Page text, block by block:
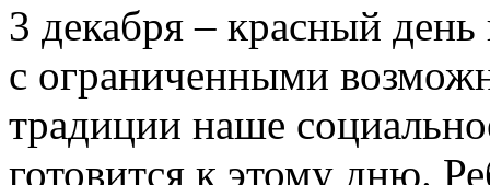
3 декабря – красный
с ограниченными
традиции наше
готовится к этому дню.